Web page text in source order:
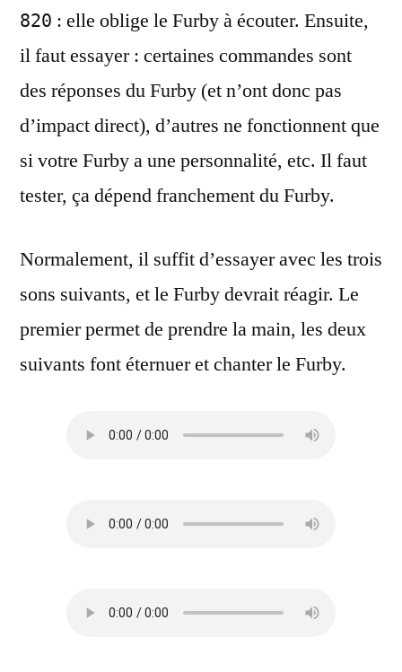
820 : elle oblige le Furby à écouter. Ensuite,
il faut essayer : certaines commandes sont
des réponses du Furby (et n’ont donc pas
d’impact direct), d’autres ne fonctionnent que
si votre Furby a une personnalité, etc. Il faut
tester, ça dépend franchement du Furby.
Normalement, il suffit d’essayer avec les trois
sons suivants, et le Furby devrait réagir. Le
premier permet de prendre la main, les deux
suivants font éternuer et chanter le Furby.